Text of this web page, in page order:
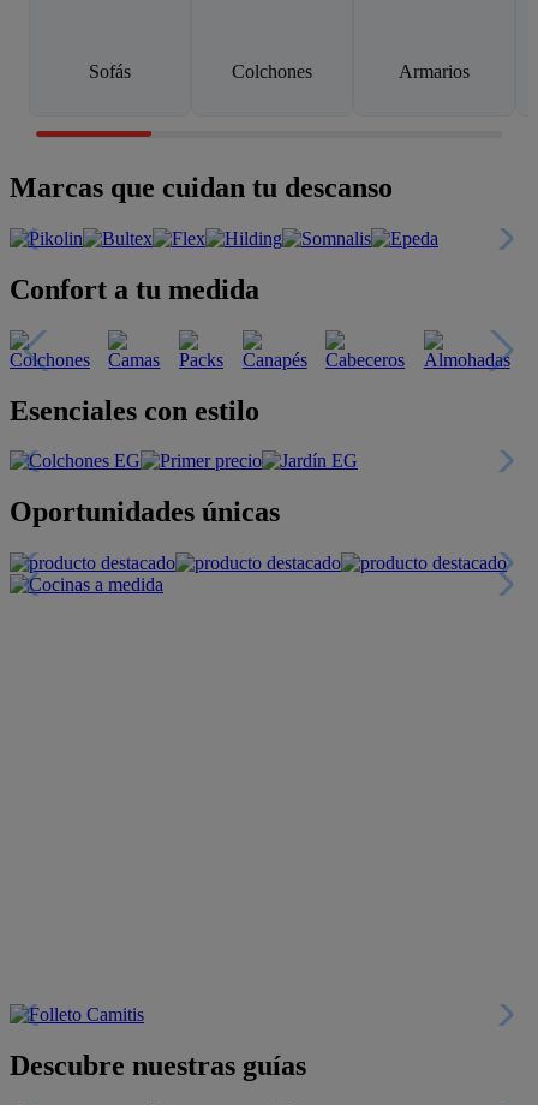
Sofás Colchones Armarios
Marcas que cuidan tu descanso
Confort a tu medida
Esenciales con estilo
Oportunidades únicas
Descubre nuestras guías